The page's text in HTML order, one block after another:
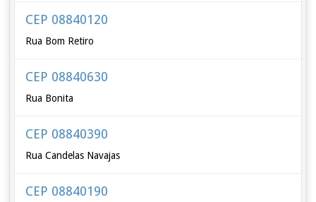
CEP 08840120
Rua Bom Retiro
CEP 08840630
Rua Bonita
CEP 08840390
Rua Candelas Navajas
CEP 08840190